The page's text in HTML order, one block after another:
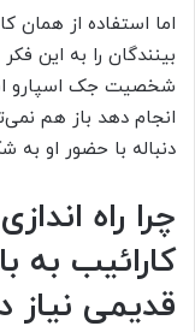
بینندگان را به این
شخصیت جک اسپارو
انجام دهد باز هم
دنباله با حضور او
چرا راه
کارائیب به
قدیمی نیاز